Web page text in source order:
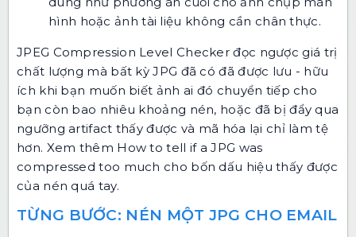
hình hoặc ảnh tài liệu không cần chân thực.
JPEG Compression Level Checker đọc ngược giá trị
chất lượng mà bất kỳ JPG đã có đã được lưu - hữu
ích khi bạn muốn biết ảnh ai đó chuyển tiếp cho
bạn còn bao nhiêu khoảng nén, hoặc đã bị đẩy qua
ngưỡng artifact thấy được và mã hóa lại chỉ làm tệ
hơn. Xem thêm How to tell if a JPG was
compressed too much cho bốn dấu hiệu thấy được
của nén quá tay.
TỪNG BƯỚC: NÉN MỘT JPG CHO EMAIL